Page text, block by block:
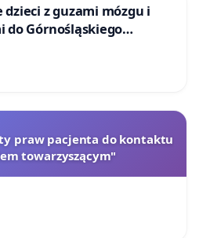
z guzami mózgu i
Górnośląskiego
w Katowicach
praw pacjenta do kontaktu
towarzyszącym"